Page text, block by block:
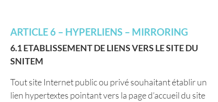
ARTICLE 6 – HYPERLIENS – MIRRORING
6.1 ETABLISSEMENT DE LIENS VERS LE SITE DU
SNITEM
Tout site Internet public ou privé souhaitant établir un
lien hypertextes pointant vers la page d’accueil du site